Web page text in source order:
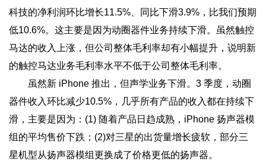
科技的净利润环比增长11.5%、同比下滑3.9%，比我们预期
低10.6%。这主要是因为动圈器件业务持续下滑。虽然触控
马达的收入上涨，但公司整体毛利率却有小幅提升，说明新
的触控马达业务毛利率水平不低于公司整体毛利率。
虽然新 iPhone 推出，但声学业务下滑。3 季度，动圈
器件收入环比减少10.5%，几乎所有产品的收入都在持续下
滑，主要是因为：(1) 随着产品日趋成熟，iPhone 扬声器模
组的平均售价下跌；(2)对三星的出货量增长疲软，部分三
星机型从扬声器模组更换成了价格更低的扬声器。